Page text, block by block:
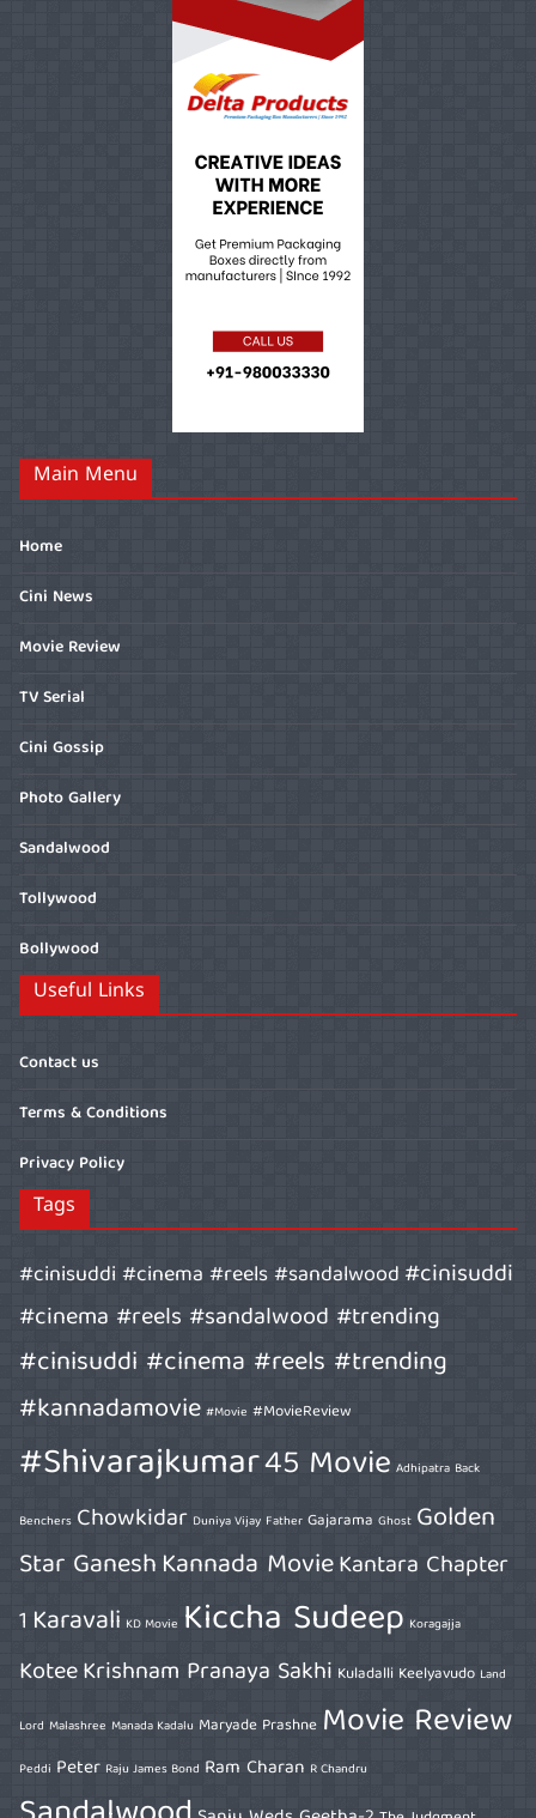
Main Menu
Home
Cini News
Movie Review
TV Serial
Cini Gossip
Photo Gallery
Sandalwood
Tollywood
Bollywood
Useful Links
Contact us
Terms & Conditions
Privacy Policy
Tags
#cinisuddi #cinema #reels #sandalwood#cinisuddi
#cinema #reels #sandalwood #trending
#cinisuddi #cinema #reels #trending
#kannadamovie #Movie #MovieReview
#Shivarajkumar45 Movie Adhipatra Back
Benchers Chowkidar Duniya Vijay Father Gajarama Ghost Golden
Star GaneshKannada MovieKantara Chapter
1 Karavali KD Movie Kiccha Sudeep Koragajja
KoteeKrishnam Pranaya Sakhi Kuladalli Keelyavudo Land
Lord Malashree Manada Kadalu Maryade Prashne Movie Review
Peddi Peter Raju James Bond Ram Charan R Chandru